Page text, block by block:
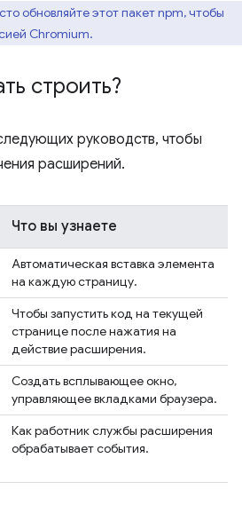
обновляйте этот пакет npm, чтобы
Chromium.
строить?
руководств, чтобы
расширений.
Что вы узнаете
Автоматическая вставка элемента
на каждую страницу.
Чтобы запустить код на текущей
странице после нажатия на
действие расширения.
Создать всплывающее окно,
управляющее вкладками браузера.
Как работник службы расширения
обрабатывает события.